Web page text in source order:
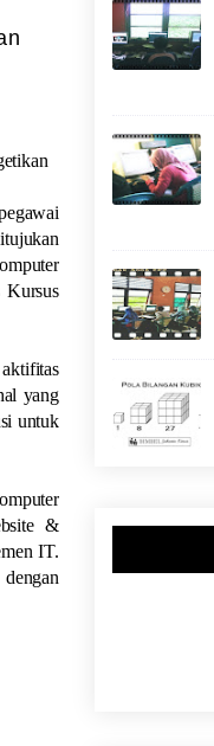
Kursus
yang
untuk
&
IT.